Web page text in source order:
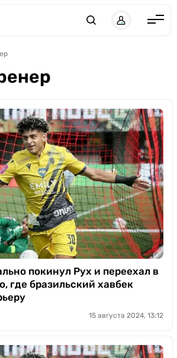
Италия
Франция
Украина
ЛЧ
ЛЕ
ЧЕ-2028
Букмекеры
Казино
покинул Рух и переехал в
где бразильский хавбек
15 августа 2024, 13:12